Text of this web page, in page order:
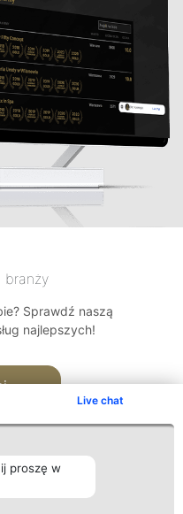
Live chat
proszę w
branży
Sprawdź naszą
najlepszych!